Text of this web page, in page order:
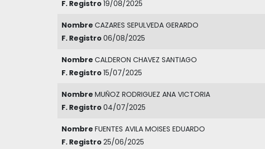
F. Registro 19/08/2025
Nombre CAZARES SEPULVEDA GERARDO
F. Registro 06/08/2025
Nombre CALDERON CHAVEZ SANTIAGO
F. Registro 15/07/2025
Nombre MUÑOZ RODRIGUEZ ANA VICTORIA
F. Registro 04/07/2025
Nombre FUENTES AVILA MOISES EDUARDO
F. Registro 25/06/2025